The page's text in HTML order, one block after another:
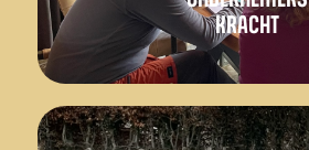
KRACHT